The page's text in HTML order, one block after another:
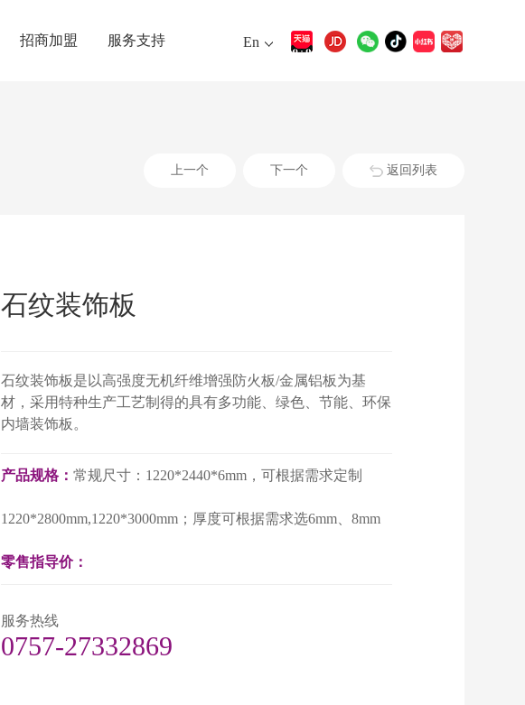
招商加盟 服务支持 En
上一个 下一个 返回列表
石纹装饰板
石纹装饰板是以高强度无机纤维增强防火板/金属铝板为基
材，采用特种生产工艺制得的具有多功能、绿色、节能、环保
内墙装饰板。
产品规格：常规尺寸：1220*2440*6mm，可根据需求定制
1220*2800mm,1220*3000mm；厚度可根据需求选6mm、8mm
零售指导价：
服务热线
0757-27332869